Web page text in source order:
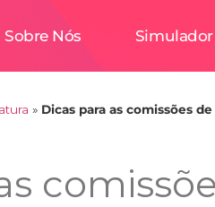
Sobre Nós
» Dicas para as comissões